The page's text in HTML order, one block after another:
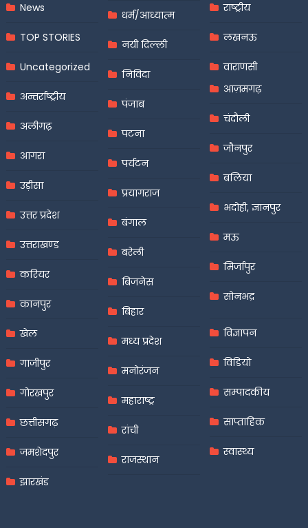
News
TOP STORIES
Uncategorized
अन्तर्राष्ट्रीय
अलीगढ़
आगरा
उड़ीसा
उत्तर प्रदेश
उत्तराखण्ड
करियर
कानपुर
खेल
गाजीपुर
गोरखपुर
छत्तीसगढ़
जमशेदपुर
झारखंड
धर्म/आध्यात्म
नयी दिल्ली
निविदा
पंजाब
पटना
पर्यटन
प्रयागराज
बंगाल
बरेली
बिजनेस
बिहार
मध्य प्रदेश
मनोरंजन
महाराष्ट्र
रांची
राजस्थान
राष्ट्रीय
लखनऊ
वाराणसी
आज़मगढ़
चंदौली
जौनपुर
बलिया
भदोही, ज्ञानपुर
मऊ
मिर्जापुर
सोनभद्र
विज्ञापन
विडियो
सम्पादकीय
साप्ताहिक
स्वास्थ्य